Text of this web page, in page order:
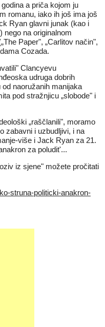
a priča kojom ju
romanu, iako ih još ima još
Ryan glavni junak (kao i
nego na originalnom
Paper", „Carlitov način",
Cozada.
Clancyevu
udruga dobrih
naoružanih manijaka
pod stražnjicu „slobode" i
„raščlanili", moramo
zabavni i uzbudljivi, i na
više i Jack Ryan za 21.
za poludit'...
iz sjene" možete pročitati
struna-politicki-anakron-